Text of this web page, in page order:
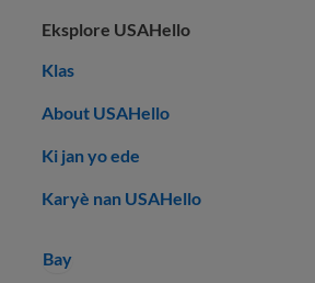
Eksplore USAHello
Klas
About USAHello
Ki jan yo ede
Karyè nan USAHello
Bay